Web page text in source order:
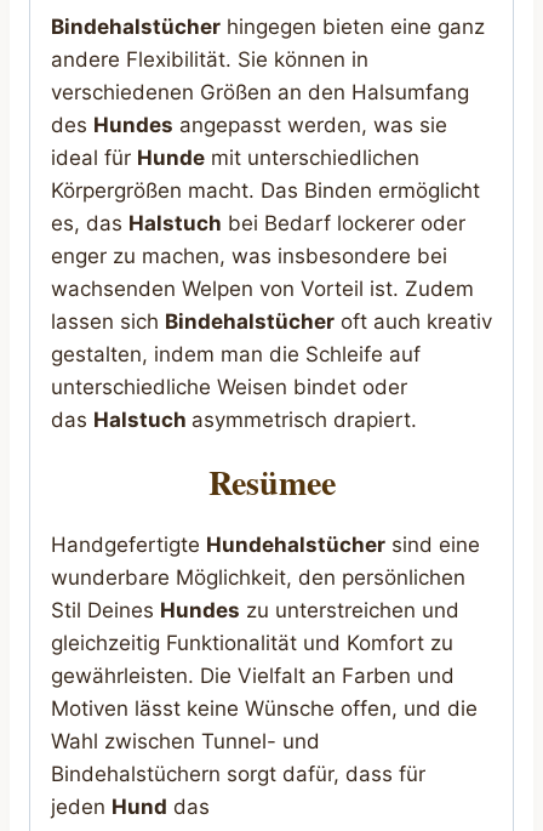
Bindehalstücher hingegen bieten eine ganz
andere Flexibilität. Sie können in
verschiedenen Größen an den Halsumfang
des Hundes angepasst werden, was sie
ideal für Hunde mit unterschiedlichen
Körpergrößen macht. Das Binden ermöglicht
es, das Halstuch bei Bedarf lockerer oder
enger zu machen, was insbesondere bei
wachsenden Welpen von Vorteil ist. Zudem
lassen sich Bindehalstücher oft auch kreativ
gestalten, indem man die Schleife auf
unterschiedliche Weisen bindet oder
das Halstuch asymmetrisch drapiert.
Resümee
Handgefertigte Hundehalstücher sind eine
wunderbare Möglichkeit, den persönlichen
Stil Deines Hundes zu unterstreichen und
gleichzeitig Funktionalität und Komfort zu
gewährleisten. Die Vielfalt an Farben und
Motiven lässt keine Wünsche offen, und die
Wahl zwischen Tunnel- und
Bindehalstüchern sorgt dafür, dass für
jeden Hund das